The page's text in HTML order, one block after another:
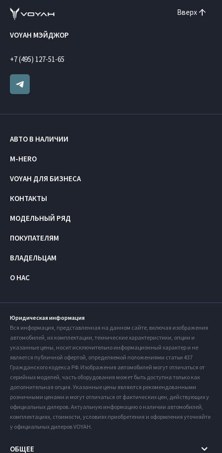
Вверх
VOYAH МЭЙДЖОР
+7 (495) 127-51-65
АВТО В НАЛИЧИИ
M-HERO
VOYAH ДЛЯ БИЗНЕСА
КОНТАКТЫ
МОДЕЛЬНЫЙ РЯД
ПОКУПАТЕЛЯМ
ВЛАДЕЛЬЦАМ
О НАС
Юридическая информация
Вся информация, представленная на данном сайте, включая изображения
автомобилей, их комплектации, технические характеристики, опции и
указанные цены, носит исключительно информационный характер и не
является публичной офертой, определяемой положениями статьи 437
Гражданского кодекса РФ. Изображения автомобилей могут отличаться от
серийных моделей, часть оборудования может быть доступна только как
дополнительная опция. Указанные цены являются рекомендованными
розничными ценами и могут отличаться от фактических цен, действующих у
официальных дилеров. Актуальную информацию о наличии автомобилей,
комплектациях, стоимости, условиях приобретения и оформления уточняйте
у официальных дилеров VOYAH.
ОБЩЕЕ